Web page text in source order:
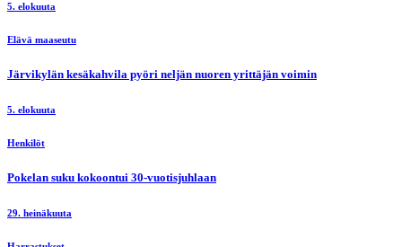
5. elokuuta
Elävä maaseutu
Järvikylän kesäkahvila pyöri neljän nuoren yrittäjän voimin
5. elokuuta
Henkilöt
Pokelan suku kokoontui 30-vuotisjuhlaan
29. heinäkuuta